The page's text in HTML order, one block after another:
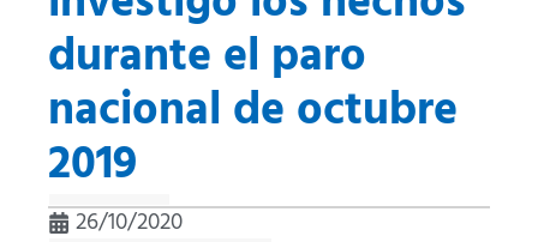
durante el paro
nacional de octubre
2019
26/10/2020